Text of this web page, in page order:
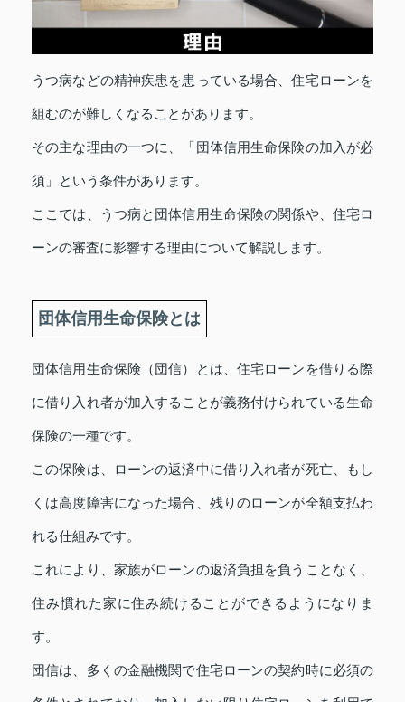
うつ病などの精神疾患を患っている場合、住宅ローンを
組むのが難しくなることがあります。
その主な理由の一つに、「団体信用生命保険の加入が必
須」という条件があります。
ここでは、うつ病と団体信用生命保険の関係や、住宅ロ
ーンの審査に影響する理由について解説します。
団体信用生命保険とは
団体信用生命保険（団信）とは、住宅ローンを借りる際
に借り入れ者が加入することが義務付けられている生命
保険の一種です。
この保険は、ローンの返済中に借り入れ者が死亡、もし
くは高度障害になった場合、残りのローンが全額支払わ
れる仕組みです。
これにより、家族がローンの返済負担を負うことなく、
住み慣れた家に住み続けることができるようになりま
す。
団信は、多くの金融機関で住宅ローンの契約時に必須の